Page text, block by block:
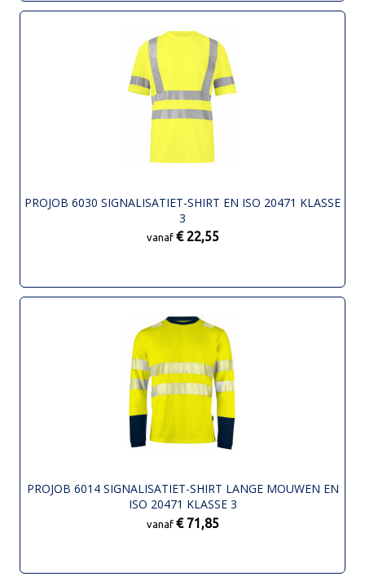
PROJOB 6030 SIGNALISATIET-SHIRT EN ISO 20471 KLASSE
3
vanaf € 22,55
PROJOB 6014 SIGNALISATIET-SHIRT LANGE MOUWEN EN
ISO 20471 KLASSE 3
vanaf € 71,85